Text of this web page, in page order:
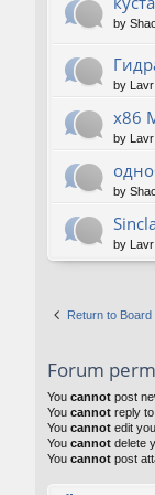
by
by Lavr
x86
by Lavr
by
by Lavr
Return to Board
Forum
You cannot post
You cannot reply
You cannot edit
You cannot delete
You cannot post